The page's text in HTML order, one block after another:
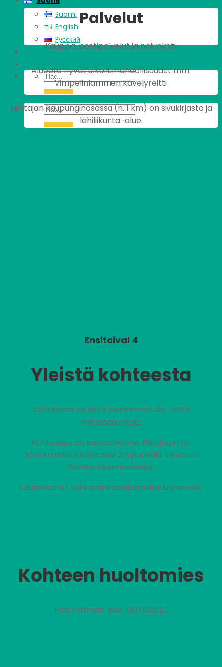
Suomi
English
Pусский
Palvelut
Kauppa, postipalvelut ja päiväkoti.
Alueella hyvät ulkoilumahdollisuudet mm.
Vimpelinlammen kävelyreitti.
Lohtajan kaupunginosassa (n. 1 km) on sivukirjasto ja
lähiliikunta-alue.
Ensitaival 4
Yleistä kohteesta
Kohteessa on sekä pienkerrostalo-, että
rivitaloasuntoja.
Kohteessa on kuivaushuone. Pesutupa on
käytettävissä Ensitaival 2:n puolella olevassa
huoltorakennuksessa.
Saunavuorot voi varata asiakaspalvelustamme.
Kohteen huoltomies
Pasi Arffman, puh. 050 603 27